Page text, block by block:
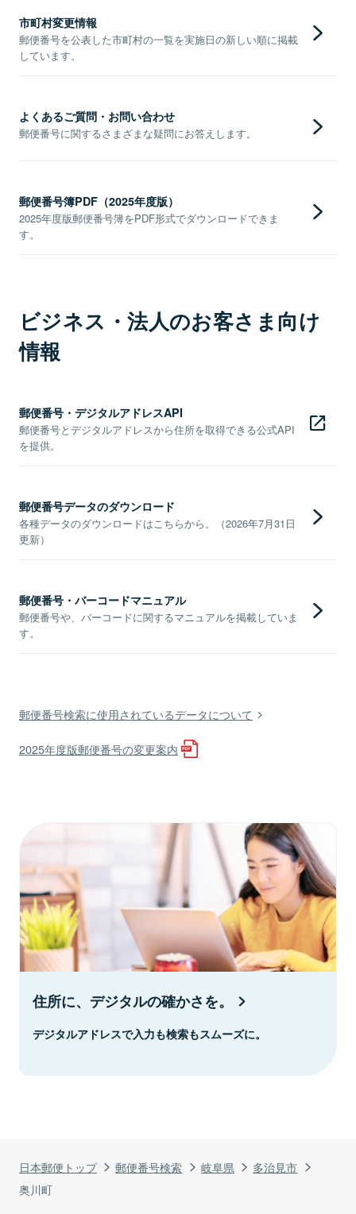
日本郵便トップ 郵便番号検索 岐阜県
多治見市
奥川町
市町村変更情報
郵便番号を公表した市町村の一覧を実施日の新しい順に掲載
しています。
よくあるご質問・お問い合わせ
郵便番号に関するさまざまな疑問にお答えします。
郵便番号簿PDF（2025年度版）
2025年度版郵便番号簿をPDF形式でダウンロードできま
す。
ビジネス・法人のお客さま向け
情報
郵便番号・デジタルアドレスAPI
郵便番号とデジタルアドレスから住所を取得できる公式API
を提供。
郵便番号データのダウンロード
各種データのダウンロードはこちらから。（2026年7月31日
更新）
郵便番号・バーコードマニュアル
郵便番号や、バーコードに関するマニュアルを掲載していま
す。
郵便番号検索に使用されているデータについて
2025年度版郵便番号の変更案内
住所に、デジタルの確かさを。
デジタルアドレスで入力も検索もスムーズに。